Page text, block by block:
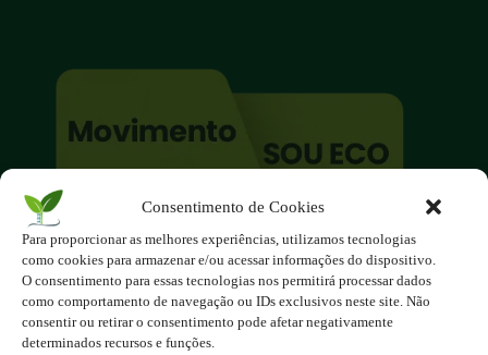
Consentimento de Cookies
Para proporcionar as melhores experiências, utilizamos tecnologias
como cookies para armazenar e/ou acessar informações do dispositivo.
O consentimento para essas tecnologias nos permitirá processar dados
como comportamento de navegação ou IDs exclusivos neste site. Não
consentir ou retirar o consentimento pode afetar negativamente
determinados recursos e funções.
O site é um movimento ambientalista!
Participe você também!
Podemos fazer muito
se nos unirmos!
Inscreva-se na Newsletter